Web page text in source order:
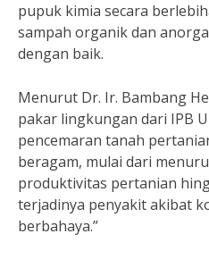
pupuk kimia secara
sampah organik dan
dengan baik.
Menurut Dr. Ir. Bambang
pakar lingkungan dari IPB
pencemaran tanah
beragam, mulai dari
produktivitas pertanian
terjadinya penyakit akibat
berbahaya.”